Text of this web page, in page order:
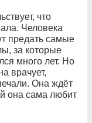
что
Человека
предать самые
за которые
много лет. Но
врачует,
Она ждёт
она сама любит